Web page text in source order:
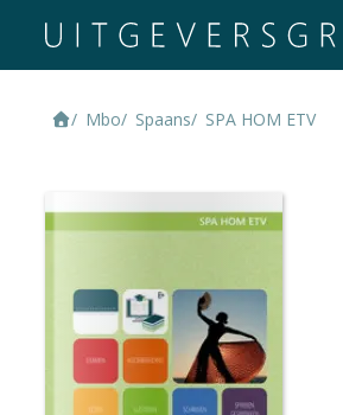
Mbo Spaans SPA HOM ETV